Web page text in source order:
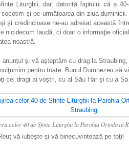
Liturghii, dar, datorită faptului că a
şi pe următoarea din ziua
şi credincioase ne-au adresat această
nicidecum laudă, ci doar o informaţie
noastră.
şi vă aşteptăm cu drag la
pentru toate. Bunul Dumnezeu să
cei dragi ai voştri, cu al Său Har şi cu a
celor 40 de Sfinte Liturghii la Parohia Ortodoxă
vă iubeşte şi vă binecuvintează pe toţi!